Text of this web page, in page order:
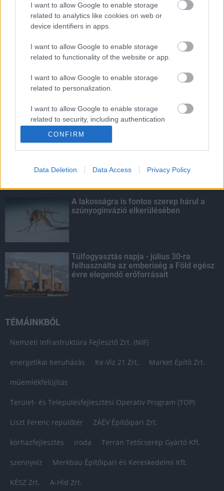
I want to allow Google to enable storage
related to analytics like cookies on web or
device identifiers in apps.
I want to allow Google to enable storage
related to functionality of the website or app.
I want to allow Google to enable storage
related to personalization.
I want to allow Google to enable storage
related to security, including authentication
CONFIRM
Data Deletion Data Access Privacy Policy
Túlfogyasztás napja - július 30-ra
felhasználta az emberiség a Föld egész
évre elegendő erőforrásait
Egyhetes országos ellenőrzést tart a
KIEMELT
Szakirányú továbbképzésekkel segíti
leküzdését a Gál Ferenc Egyetem
A lakosságra is fontos szerep hárul a
szúnyoginvázió elkerülésében
Túlfogyasztás napja - július 30-ra
felhasználta az emberiség a Föld egész
évre elegendő erőforrásait
TÉMÁINKBÓL
Nemzeti Infrastruktúra Fejlesztő Zrt. (NIF)
energetikai beruházás Ke-Víz 21 Zrt. Market Építő Zrt.
műemlékfelújítás
Terület- és Településfejlesztési Operatív Program (TOP)
Liszt Ferenc repülőtér ZÁÉV Építőipari Zrt.
kórházfejlesztés iroda Terrán Tetőcserép Gyártó Kft.
szennyvíz Merkbau Építőipari és Kereskedelmi Kft.
KÉSZ Zrt. A-Híd Zrt.